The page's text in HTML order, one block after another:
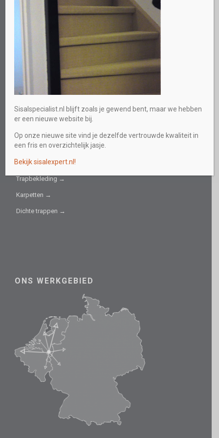
Spoordonkseweg 73
5688 KC Oirschot
Direct persoonlijk advies
0613219559
info@sisalspecialist.nl
Sitemap
INFORMATIEF
Sisal fijn →
Sisal grof →
Trapbekleding →
Karpetten →
Dichte trappen →
ONS WERKGEBIED
Sisalspecialist.nl blijft zoals je gewend bent, maar we hebben
er een nieuwe website bij.
Op onze nieuwe site vind je dezelfde vertrouwde kwaliteit in
een fris en overzichtelijk jasje.
Bekijk sisalexpert.nl!